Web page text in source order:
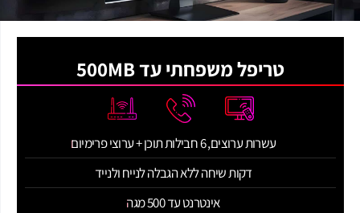
טריפל משפחתי עד 500MB
עשרות ערוצים, 6 חבילות תוכן + ערוצי פרימיום
דקות שיחה ללא הגבלה לנייח ולנייד
אינטרנט עד 500 מגה